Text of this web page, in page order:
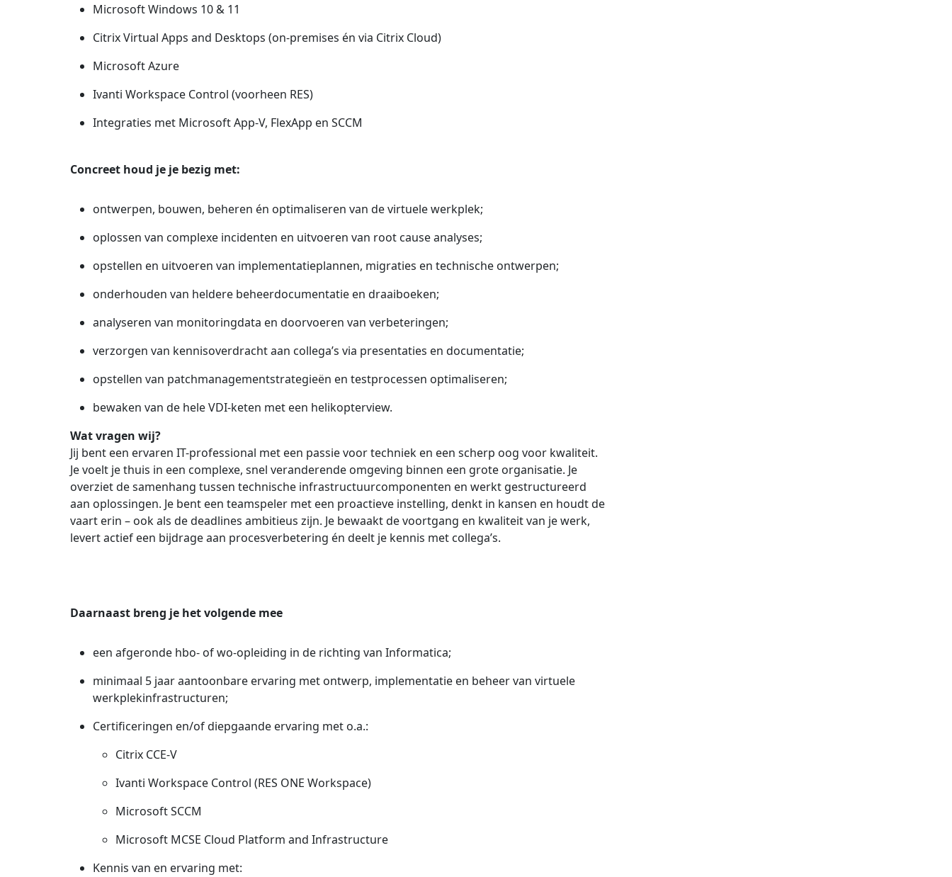
Microsoft Windows 10 & 11
Citrix Virtual Apps and Desktops (on-premises én via Citrix Cloud)
Microsoft Azure
Ivanti Workspace Control (voorheen RES)
Integraties met Microsoft App-V, FlexApp en SCCM
Concreet houd je je bezig met:
ontwerpen, bouwen, beheren én optimaliseren van de virtuele werkplek;
oplossen van complexe incidenten en uitvoeren van root cause analyses;
opstellen en uitvoeren van implementatieplannen, migraties en technische ontwerpen;
onderhouden van heldere beheerdocumentatie en draaiboeken;
analyseren van monitoringdata en doorvoeren van verbeteringen;
verzorgen van kennisoverdracht aan collega’s via presentaties en documentatie;
opstellen van patchmanagementstrategieën en testprocessen optimaliseren;
bewaken van de hele VDI-keten met een helikopterview.
Wat vragen wij?
Jij bent een ervaren IT-professional met een passie voor techniek en een scherp oog voor kwaliteit.
Je voelt je thuis in een complexe, snel veranderende omgeving binnen een grote organisatie. Je
overziet de samenhang tussen technische infrastructuurcomponenten en werkt gestructureerd
aan oplossingen. Je bent een teamspeler met een proactieve instelling, denkt in kansen en houdt de
vaart erin – ook als de deadlines ambitieus zijn. Je bewaakt de voortgang en kwaliteit van je werk,
levert actief een bijdrage aan procesverbetering én deelt je kennis met collega’s.
Daarnaast breng je het volgende mee
een afgeronde hbo- of wo-opleiding in de richting van Informatica;
minimaal 5 jaar aantoonbare ervaring met ontwerp, implementatie en beheer van virtuele
werkplekinfrastructuren;
Certificeringen en/of diepgaande ervaring met o.a.:
Citrix CCE-V
Ivanti Workspace Control (RES ONE Workspace)
Microsoft SCCM
Microsoft MCSE Cloud Platform and Infrastructure
Kennis van en ervaring met: